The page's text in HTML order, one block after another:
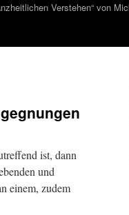
Verstehen“ von
ist, dann
und
einem, zudem